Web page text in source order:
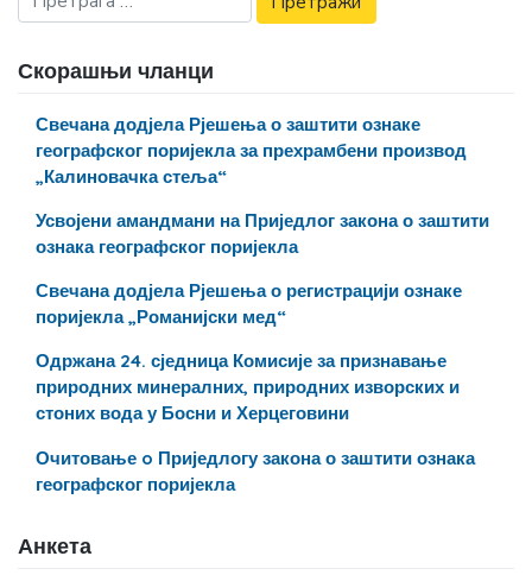
Скорашњи чланци
Свечана додјела Рјешења о заштити ознаке
географског поријекла за прехрамбени производ
„Калиновачка стеља“
Усвојени амандмани на Приједлог закона о заштити
ознака географског поријекла
Свечана додјела Рјешења о регистрацији ознаке
поријекла „Романијски мед“
Одржана 24. сједница Комисије за признавање
природних минералних, природних изворских и
стоних вода у Босни и Херцеговини
Очитовање o Приједлогу закона о заштити ознака
географског поријекла
Анкета